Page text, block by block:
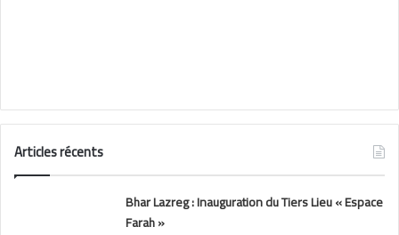
Articles récents
Bhar Lazreg : Inauguration du Tiers Lieu « Espace
Farah »